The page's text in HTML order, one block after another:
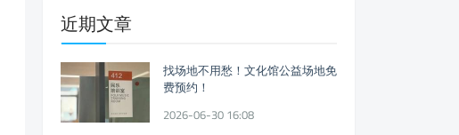
近期文章
找场地不用愁！文化馆公益场地免
费预约！
2026-06-30 16:08